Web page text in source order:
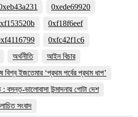
0xede69920
0xf18f6eef
0xfc42f1c6
অর্থনীতি
আইন বিচার
বিশ্ব ইজতেমার ‘প্রথম পর্বের প্রথম ধাপ’
ভালোবাসা উন্মাদনায় গোটা দেশ
সংবাদ